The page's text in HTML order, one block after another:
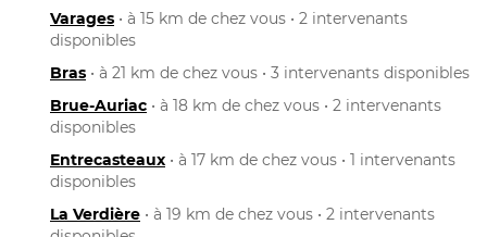
Varages • à 15 km de chez vous • 2 intervenants
disponibles
Bras • à 21 km de chez vous • 3 intervenants disponibles
Brue-Auriac • à 18 km de chez vous • 2 intervenants
disponibles
Entrecasteaux • à 17 km de chez vous • 1 intervenants
disponibles
La Verdière • à 19 km de chez vous • 2 intervenants